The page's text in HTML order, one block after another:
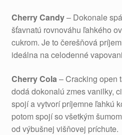
Cherry Candy– Dokonale
šťavnatú rovnováhu ľahkého
cukrom. Je to čerešňová
ideálna na celodenné
Cherry Cola– Cracking open
dodá dokonalú zmes vanilky,
spojí a vytvorí príjemne ľahkú
potom spojí so všetkým
od výbušnej višňovej príchute.